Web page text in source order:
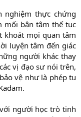
nghiệm thực chứng
mối bận tâm thế tục
khoát mọi quan tâm
luyện tâm đến giác
người khác thay
vị đạo sư nói trên,
vệ như là phép tu
người học trò tinh